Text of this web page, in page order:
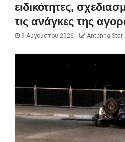
ειδικότητες,
τις ανάγκες της
9 Αυγούστου 2026 Antenna-Star